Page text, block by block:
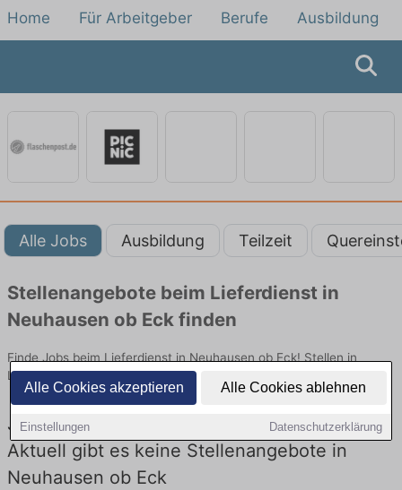
Alle Cookies akzeptieren Alle Cookies ablehnen
Einstellungen Datenschutzerklärung
Home Für Arbeitgeber Berufe Ausbildung
Alle Jobs Ausbildung Teilzeit
Stellenangebote beim Lieferdienst in
Neuhausen ob Eck finden
Finde Jobs beim Lieferdienst in Neuhausen ob Eck! Stellen in
Logistik. Jetzt bewerben!
Jobs beim Lieferdienst in Neuhausen ob Eck:
Aktuell gibt es keine Stellenangebote in
Neuhausen ob Eck